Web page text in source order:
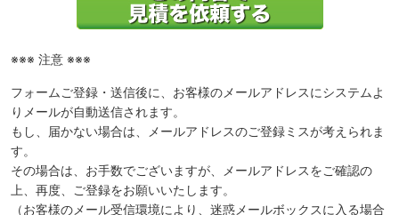
※※※ 注意 ※※※
フォームご登録・送信後に、お客様のメールアドレスにシステムよ
りメールが自動送信されます。
もし、届かない場合は、メールアドレスのご登録ミスが考えられま
す。
その場合は、お手数でございますが、メールアドレスをご確認の
上、再度、ご登録をお願いいたします。
（お客様のメール受信環境により、迷惑メールボックスに入る場合